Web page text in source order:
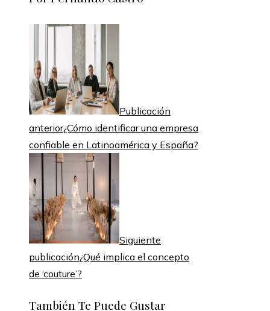
Publicación
anterior¿Cómo identificar una empresa
confiable en Latinoamérica y España?
Siguiente
publicación¿Qué implica el concepto
de ‘couture’?
También Te Puede Gustar